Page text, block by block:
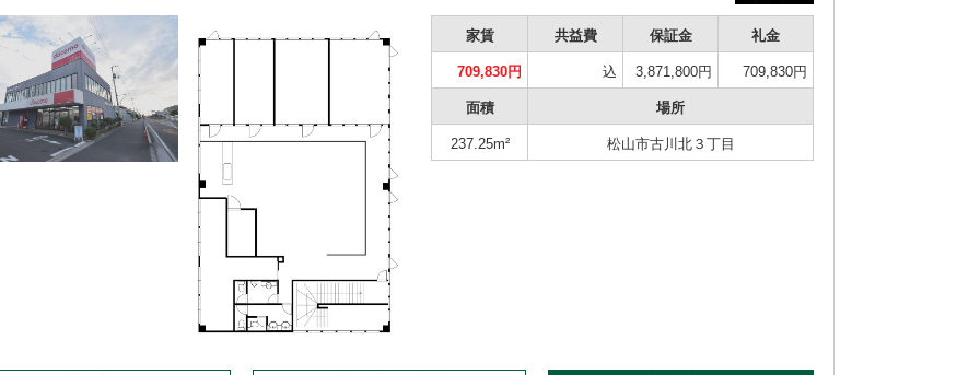
家賃 共益費 保証金 礼金
709,830円 込 3,871,800円 709,830円
面積 場所
237.25m² 松山市古川北３丁目